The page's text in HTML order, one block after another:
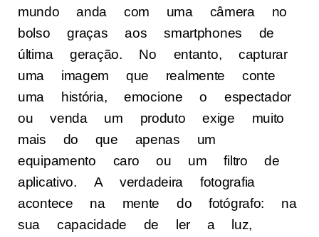
mundo anda com uma câmera no
bolso graças aos smartphones de
última geração. No entanto, capturar
uma imagem que realmente conte
uma história, emocione o espectador
ou venda um produto exige muito
mais do que apenas um
equipamento caro ou um filtro de
aplicativo. A verdadeira fotografia
acontece na mente do fotógrafo: na
sua capacidade de ler a luz,